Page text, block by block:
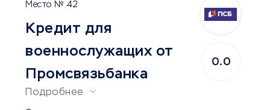
42
Кредит для
военнослужащих от
Промсвязьбанка
Подробнее
0.0